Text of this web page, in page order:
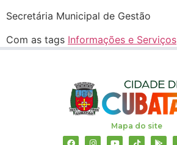
Secretária Municipal de Gestão
Com as tags Informações e Serviços
Mapa do site